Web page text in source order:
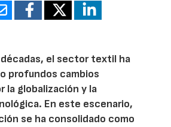
décadas, el sector textil ha
profundos cambios
la globalización y la
En este escenario,
se ha consolidado como